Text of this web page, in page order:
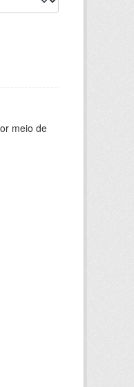
meio de